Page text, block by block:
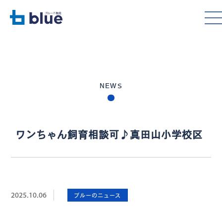
ワンちゃん飼育相談可♪真田山小学校区
NEWS
2025.10.06 ブルーのニュース